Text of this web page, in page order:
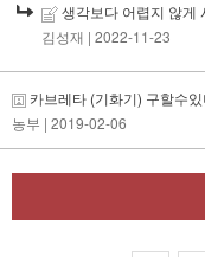
생각보다 어렵지 않게
김성재 | 2022-11-23
카브레타 (기화기) 구할수있
농부 | 2019-02-06